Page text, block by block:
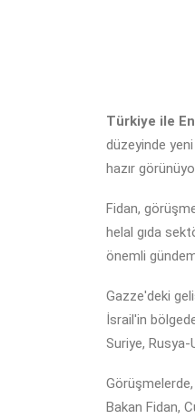
Türkiye ile
düzeyinde yeni
hazır
Fidan,
helal gıda
önemli
Gazze'deki
İsrail'in
Suriye,
Bakan Fidan,